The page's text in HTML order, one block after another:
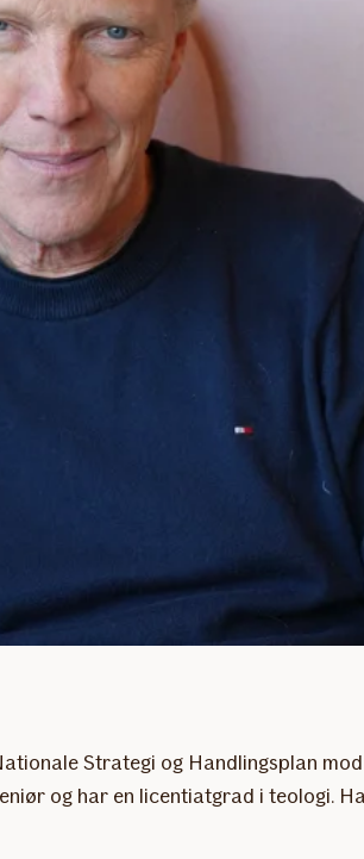
Strategi og Handlingsplan
og har en licentiatgrad i teologi.